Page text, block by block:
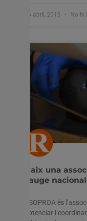
26 abril, 2019 No hi
Naix una
l’auge
ASOPROA és
potenciar i